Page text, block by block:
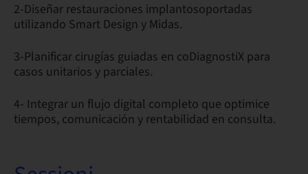
2-Diseñar restauraciones implantosoportadas
utilizando Smart Design y Midas.
3-Planificar cirugías guiadas en coDiagnostiX para
casos unitarios y parciales.
4- Integrar un flujo digital completo que optimice
tiempos, comunicación y rentabilidad en consulta.